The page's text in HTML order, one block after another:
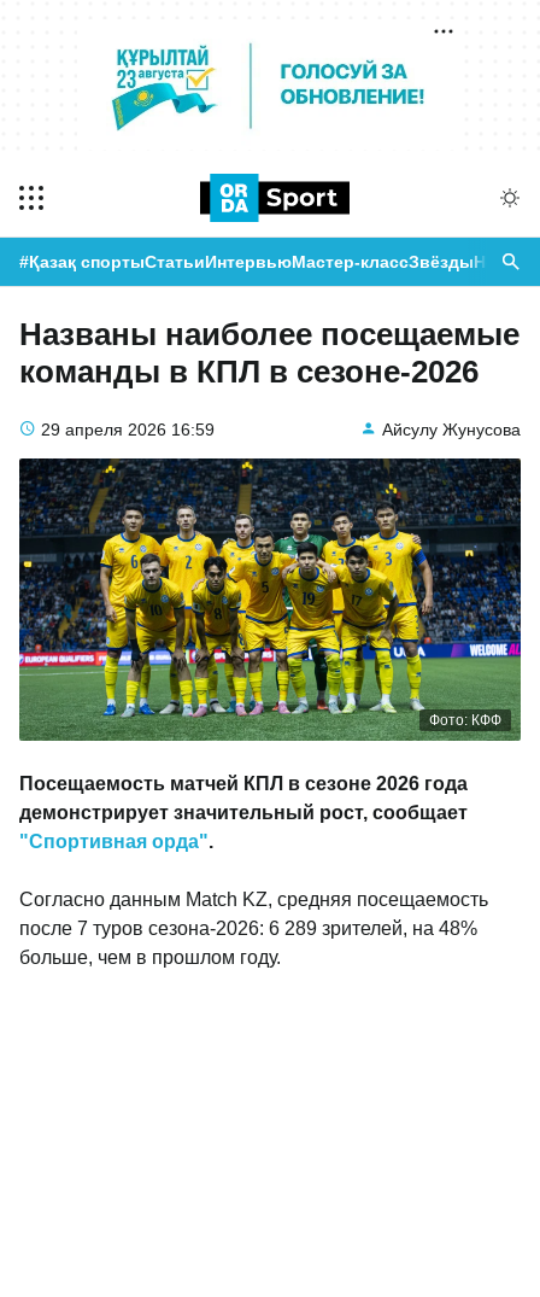
#Қазақ спортыСтатьиИнтервьюМастер-классЗвёзды
Названы наиболее посещаемые
команды в КПЛ в сезоне-2026
29 апреля 2026 16:59 Айсулу Жунусова
Фото: КФФ
Посещаемость матчей КПЛ в сезоне 2026 года
демонстрирует значительный рост, сообщает
"Спортивная орда".
Согласно данным Match KZ, средняя посещаемость
после 7 туров сезона-2026: 6 289 зрителей, на 48%
больше, чем в прошлом году.